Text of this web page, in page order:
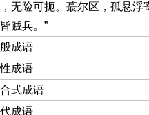
无险可扼。蕞尔区，孤悬浮
贼兵。”
成语
成语
式成语
成语